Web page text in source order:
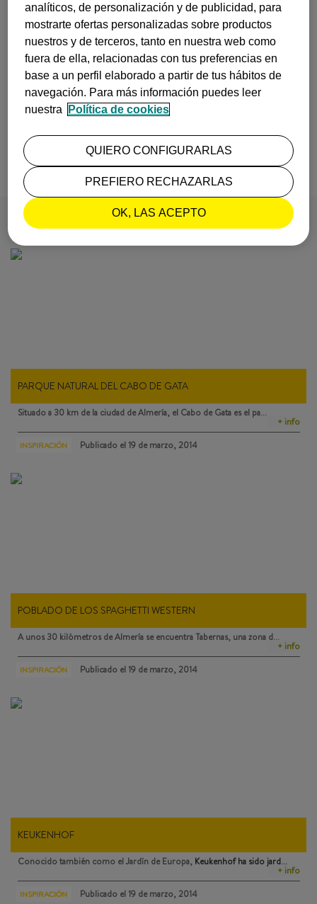
5 DESTINOS ORIGINALES PARA UN FIN DE SEMANA (MÁS A…
¿Buscas un destino diferente para una escapada? ¿Te apetece descu…
INSPIRACIÓN Publicado el27 de julio, 2023
POST RELACIONADOS
PARQUE NATURAL DEL CABO DE GATA
Situado a 30 km de la ciudad de Almería, el Cabo de Gata es el pa…
+ info
INSPIRACIÓN Publicado el 19 de marzo, 2014
POBLADO DE LOS SPAGHETTI WESTERN
A unos 30 kilómetros de Almería se encuentra Tabernas, una zona d…
+ info
INSPIRACIÓN Publicado el 19 de marzo, 2014
KEUKENHOF
Conocido también como el Jardín de Europa, Keukenhofha sido jard…
+ info
INSPIRACIÓN Publicado el 19 de marzo, 2014
analíticos, de personalización y de publicidad, para
mostrarte ofertas personalizadas sobre productos
nuestros y de terceros, tanto en nuestra web como
fuera de ella, relacionadas con tus preferencias en
base a un perfil elaborado a partir de tus hábitos de
navegación. Para más información puedes leer
nuestra
Política de cookies
PREFIERO RECHAZARLAS
OK, LAS ACEPTO
QUIERO CONFIGURARLAS